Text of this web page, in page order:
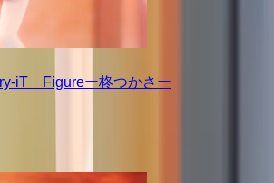
iT Figureー柊つかさー